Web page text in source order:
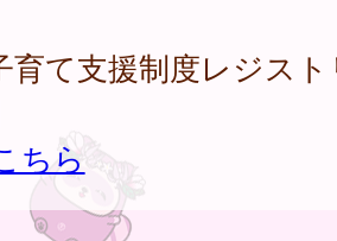
育て支援制度レジス
ちら